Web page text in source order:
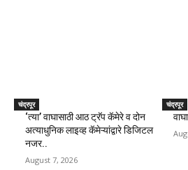
चंद्रपूर
‘त्या’ वाघासाठी आठ ट्रॅप कॅमेरे व दोन
अत्याधुनिक लाइव्ह कॅमेऱ्यांद्वारे डिजिटल
नजर..
August 7, 2026
चंद्रपूर